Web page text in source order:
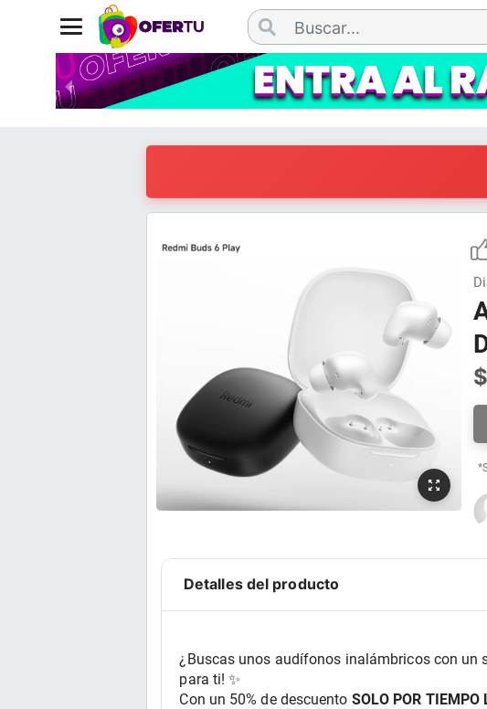
$
Detalles del producto
¿Buscas unos audífonos inalámbricos con un
para ti! ✨
Con un 50% de descuento SOLO POR TIEMPO